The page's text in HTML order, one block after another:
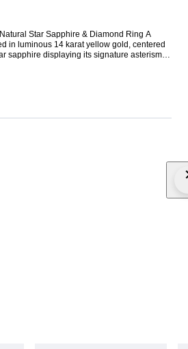
Star Sapphire & Diamond Ring A
in luminous 14 karat yellow gold, centered
sapphire displaying its signature asterism
A bold yet elegant piece with impressive
Stones:
mm, Approx. 4.5 carats Weight: 14
2-3 Business Day Transit Time.